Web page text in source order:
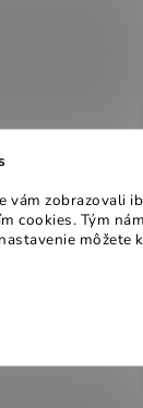
zobrazovali
cookies. Tým